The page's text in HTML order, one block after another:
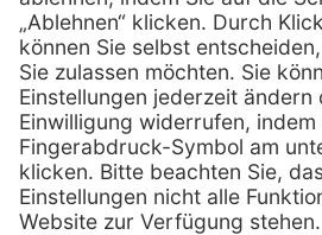
Services
Serviceversprechen
Sprechstundenbedarf
Retoure anmelden
Zertifikat